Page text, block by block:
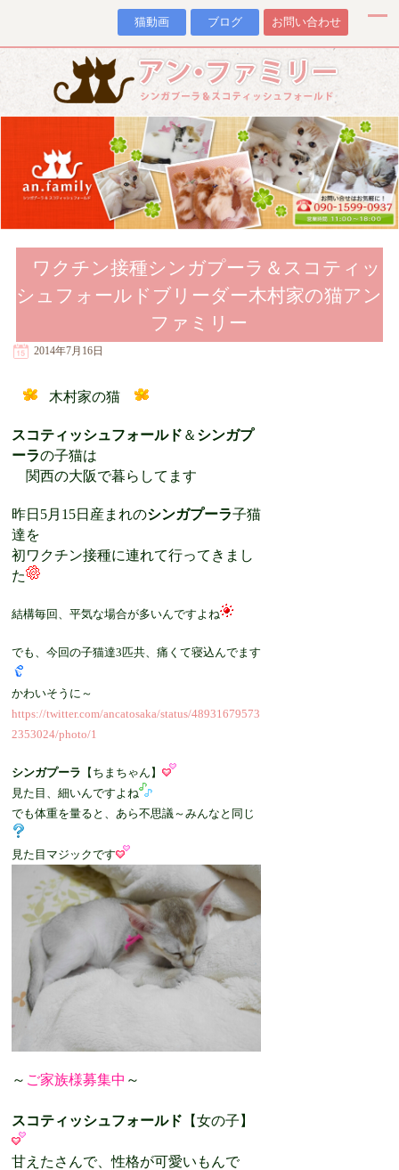
猫動画 ブログ お問い合わせ
ワクチン接種シンガプーラ＆スコティッ
シュフォールドブリーダー木村家の猫アン
ファミリー
2014年7月16日
木村家の猫
スコティッシュフォールド ＆ シンガプ
ーラの子猫は
関西の大阪で暮らしてます
昨日5月15日産まれのシンガプーラ子猫
達を
初ワクチン接種に連れて行ってきまし
た
結構毎回、平気な場合が多いんですよね
でも、今回の子猫達3匹共、痛くて寝込んでます
かわいそうに～
https://twitter.com/ancatosaka/status/48931679573
2353024/photo/1
シンガプーラ 【ちまちゃん】
見た目、細いんですよね
でも体重を量ると、あら不思議～みんなと同じ
見た目マジックです
～ ご家族様募集中 ～
スコティッシュフォールド 【女の子】
甘えたさんで、性格が可愛いもんで